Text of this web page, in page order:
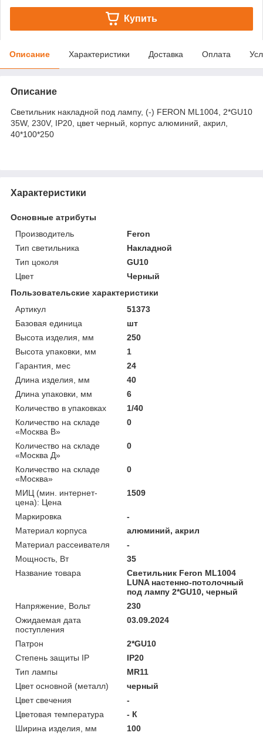
Купить
Описание Характеристики Доставка Оплата
Описание
Светильник накладной под лампу, (-) FERON ML1004, 2*GU10
35W, 230V, IP20, цвет черный, корпус алюминий, акрил,
40*100*250
Характеристики
Основные атрибуты
Производитель
Feron
Тип светильника
Накладной
Тип цоколя
GU10
Цвет
Черный
Пользовательские характеристики
Артикул
51373
Базовая единица
шт
Высота изделия, мм
250
Высота упаковки, мм
1
Гарантия, мес
24
Длина изделия, мм
40
Длина упаковки, мм
6
Количество в упаковках
1/40
Количество на складе
«Москва В»
0
Количество на складе
«Москва Д»
0
Количество на складе
«Москва»
0
МИЦ (мин. интернет-
цена): Цена
1509
Маркировка
-
Материал корпуса
алюминий, акрил
Материал рассеивателя
-
Мощность, Вт
35
Название товара
Светильник Feron ML1004
LUNA настенно-потолочный
под лампу 2*GU10, черный
Напряжение, Вольт
230
Ожидаемая дата
поступления
03.09.2024
Патрон
2*GU10
Степень защиты IP
IP20
Тип лампы
MR11
Цвет основной (металл)
черный
Цвет свечения
-
Цветовая температура
- К
Ширина изделия, мм
100